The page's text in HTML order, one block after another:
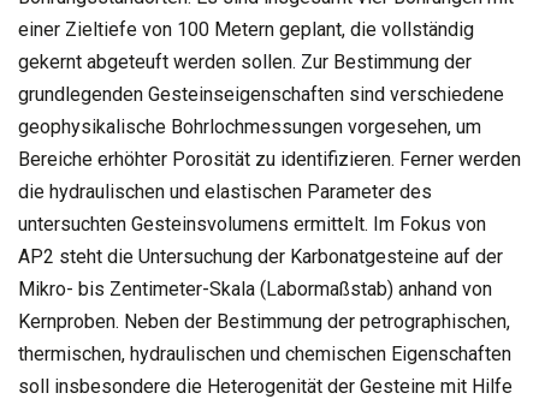
einer Zieltiefe von 100 Metern geplant, die vollständig
gekernt abgeteuft werden sollen. Zur Bestimmung der
grundlegenden Gesteinseigenschaften sind verschiedene
geophysikalische Bohrlochmessungen vorgesehen, um
Bereiche erhöhter Porosität zu identifizieren. Ferner werden
die hydraulischen und elastischen Parameter des
untersuchten Gesteinsvolumens ermittelt. Im Fokus von
AP2 steht die Untersuchung der Karbonatgesteine auf der
Mikro- bis Zentimeter-Skala (Labormaßstab) anhand von
Kernproben. Neben der Bestimmung der petrographischen,
thermischen, hydraulischen und chemischen Eigenschaften
soll insbesondere die Heterogenität der Gesteine mit Hilfe